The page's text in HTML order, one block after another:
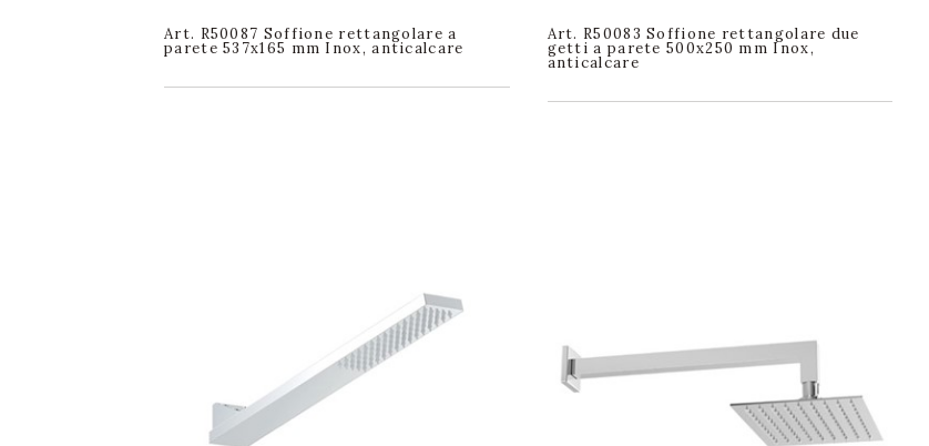
Art. R50087 Soffione rettangolare a
parete 537x165 mm Inox, anticalcare
Art. R50083 Soffione rettangolare due
getti a parete 500x250 mm Inox,
anticalcare